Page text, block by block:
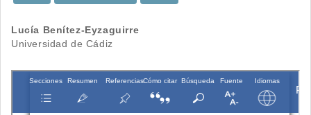
Contenido
del
artículo
Lucía Benítez-Eyzaguirre
Universidad de Cádiz